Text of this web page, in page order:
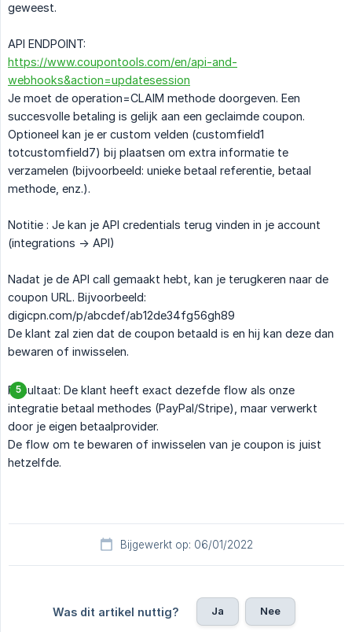
geweest.
API ENDPOINT:
https://www.coupontools.com/en/api-and-
webhooks&action=updatesession
Je moet de operation=CLAIM methode doorgeven. Een
succesvolle betaling is gelijk aan een geclaimde coupon.
Optioneel kan je er custom velden (customfield1
totcustomfield7) bij plaatsen om extra informatie te
verzamelen (bijvoorbeeld: unieke betaal referentie, betaal
methode, enz.).
Notitie : Je kan je API credentials terug vinden in je account
(integrations -> API)
Nadat je de API call gemaakt hebt, kan je terugkeren naar de
coupon URL. Bijvoorbeeld:
digicpn.com/p/abcdef/ab12de34fg56gh89
De klant zal zien dat de coupon betaald is en hij kan deze dan
bewaren of inwisselen.
Resultaat: De klant heeft exact dezefde flow als onze
integratie betaal methodes (PayPal/Stripe), maar verwerkt
door je eigen betaalprovider.
De flow om te bewaren of inwisselen van je coupon is juist
hetzelfde.
Bijgewerkt op: 06/01/2022
Was dit artikel nuttig? Ja Nee